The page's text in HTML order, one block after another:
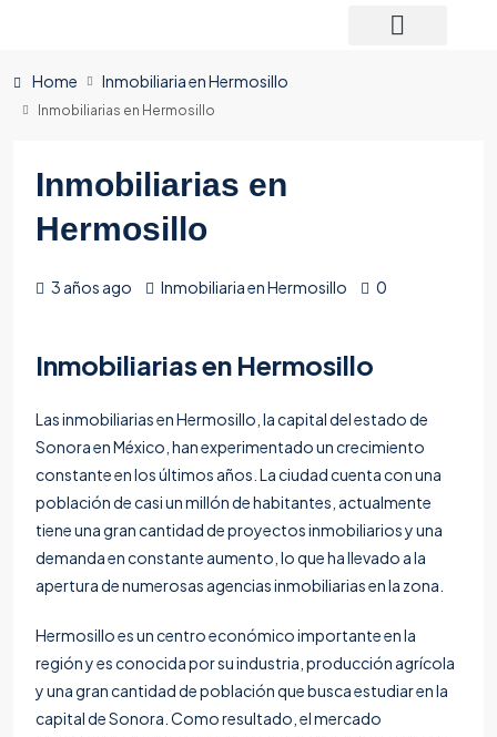
Home Inmobiliaria en Hermosillo
Inmobiliarias en Hermosillo
Inmobiliarias en
Hermosillo
3 años ago Inmobiliaria en Hermosillo 0
Inmobiliarias en Hermosillo
Las inmobiliarias en Hermosillo, la capital del estado de
Sonora en México, han experimentado un crecimiento
constante en los últimos años. La ciudad cuenta con una
población de casi un millón de habitantes, actualmente
tiene una gran cantidad de proyectos inmobiliarios y una
demanda en constante aumento, lo que ha llevado a la
apertura de numerosas agencias inmobiliarias en la zona.
Hermosillo es un centro económico importante en la
región y es conocida por su industria, producción agrícola
y una gran cantidad de población que busca estudiar en la
capital de Sonora. Como resultado, el mercado